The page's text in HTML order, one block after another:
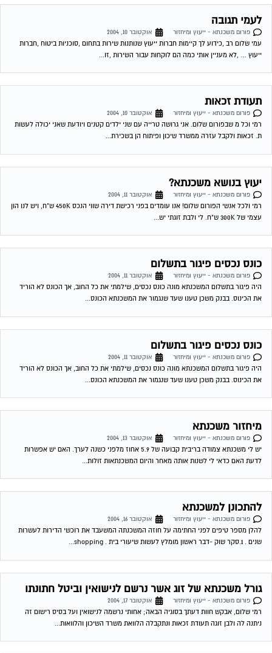
לעמי תגובה
פורום משכנתא - ייעוץ ומיחזור
אוקטובר 10, 2004
עמי שלום רב ,כידוע לך קיימות חברות ייעוץ שנותנות שירות בתחום ,סוכניות ביטוח ,חברות
ייעוץ … ,לא מעניין אותי כמה הם לוקחות עבור השירות ,זו...
תעודת זכאות
פורום משכנתא - ייעוץ ומיחזור
אוקטובר 10, 2004
רמי וכל מ שבפורום שלום. אני גרושה טרייה עם שני ילדים קטנים ויודעת שאני יכולה לעשות
ת. זכאות ולקבל עזרה ממשרד שיכון ופיתוח הן בשכירת...
יעוץ בנושא משכנתא?
פורום משכנתא - ייעוץ ומיחזור
אוקטובר 11, 2004
רמי ולכל אנשי הפורום שלום! אנו עומדים בפני רכישת דירה שווי הנכס 450K ש"ח, ויש לנו הון
עצמי של 300K ש"ח. לי ולבת זוגתי יש...
כונס נכסים פיגור בתשלום
פורום משכנתא - ייעוץ ומיחזור
אוקטובר 11, 2004
היה פיגור בתשלום המשכנתא מונה כונס נכסים, שילמתי את כל החוב, אך הכונס לא הוריד
את הכינוס. בבנק משכן טענו שעד שנגמור את המשכנתא הכונס...
כונס נכסים פיגור בתשלום
פורום משכנתא - ייעוץ ומיחזור
אוקטובר 11, 2004
היה פיגור בתשלום המשכנתא מונה כונס נכסים, שילמתי את כל החוב, אך הכונס לא הוריד
את הכינוס. בבנק משכן טענו שעד שנגמור את המשכנתא הכונס...
מיחזור משכנתא
פורום משכנתא - ייעוץ ומיחזור
אוקטובר 13, 2004
יש לי משכנתא צמודה בריבית קבועה של 5.9 אחוז מלפני כשנה לערך. האם יש אפשרות
לדעת האם כדאי לי לשנות אותה מאחר והיום המשכנתאות זולות...
להתכונן למשכנתא
פורום משכנתא - ייעוץ ומיחזור
אוקטובר 16, 2004
להלן מספר טיפים לפני החתימה על חוזה המשכנתה המשעבד את רוכשי הדירות לעשרות
שנים . 1.סקר שוק -דבר ראשון מומלץ לעשות שיעורי בית . shopping...
גורל משכנתא של זוג אשר נרשם לנישואין וביטל חתונתו
פורום משכנתא - ייעוץ ומיחזור
אוקטובר 17, 2004
רמי שלום, אבקש חוות דעתך בסוגיה הבאה; אחותי נרשמה לנישואין ועל בסיס רישום זה
ניתנה לה ולבן זוגה תעודת זכאות ונתקבלה הלוואת משרד השיכון והלוואות...